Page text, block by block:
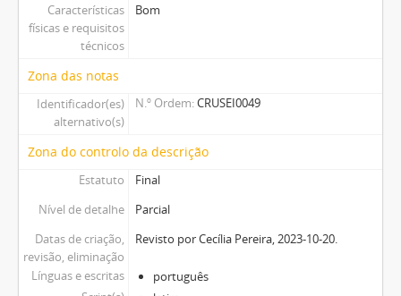
Características
físicas e requisitos
técnicos
Bom
Zona das notas
Identificador(es)
alternativo(s)
N.º Ordem CRUSEI0049
Zona do controlo da descrição
Estatuto
Final
Nível de detalhe
Parcial
Datas de criação,
revisão, eliminação
Revisto por Cecília Pereira, 2023-10-20.
Línguas e escritas
português